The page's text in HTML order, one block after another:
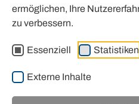
ermöglichen, Ihre
zu verbessern.
Essenziell Statistiken
Externe Inhalte